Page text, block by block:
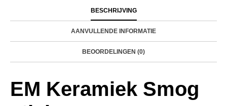
BESCHRIJVING
AANVULLENDE INFORMATIE
BEOORDELINGEN (0)
EM Keramiek Smog